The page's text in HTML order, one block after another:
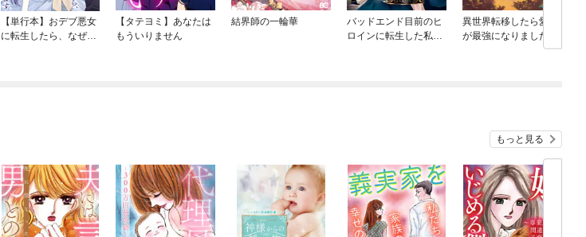
【単行本】おデブ悪女
に転生したら、なぜか
【タテヨミ】あなたは
もういりません
結界師の一輪華
バッドエンド目前のヒ
ロインに転生した私、
異世界転移したら愛犬
が最強になりました ～
シルバーフェンリルと
もっと見る